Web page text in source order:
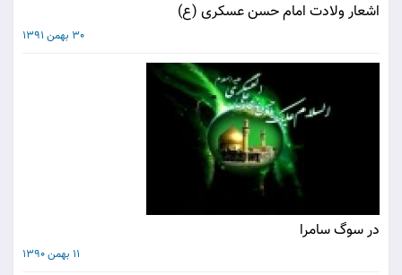
اشعار ولادت امام حسن عسکری (ع)
30 بهمن 1391
در سوگ سامرا
11 بهمن 1390